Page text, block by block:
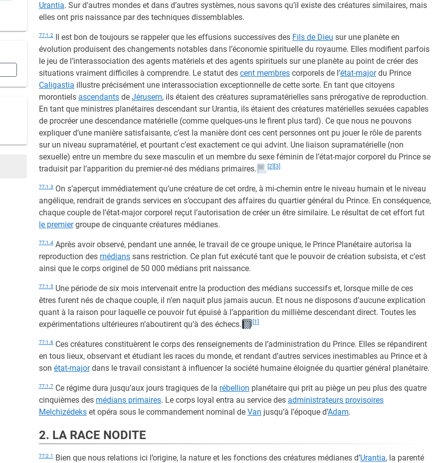
Urantia. Sur d’autres mondes et dans d’autres systèmes, nous savons qu’il existe des créatures similaires, mais
elles ont pris naissance par des techniques dissemblables.
77:1.2 Il est bon de toujours se rappeler que les effusions successives des Fils de Dieu sur une planète en
évolution produisent des changements notables dans l’économie spirituelle du royaume. Elles modifient parfois
le jeu de l’interassociation des agents matériels et des agents spirituels sur une planète au point de créer des
situations vraiment difficiles à comprendre. Le statut des cent membres corporels de l’état-majordu Prince
Caligastia illustre précisément une interassociation exceptionnelle de cette sorte. En tant que citoyens
morontiels ascendants de Jérusem, ils étaient des créatures supramatérielles sans prérogative de reproduction.
En tant que ministres planétaires descendant sur Urantia, ils étaient des créatures matérielles sexuées capables
de procréer une descendance matérielle (comme quelques-uns le firent plus tard). Ce que nous ne pouvons
expliquer d’une manière satisfaisante, c’est la manière dont ces cent personnes ont pu jouer le rôle de parents
sur un niveau supramatériel, et pourtant c’est exactement ce qui advint. Une liaison supramatérielle (non
sexuelle) entre un membre du sexe masculin et un membre du sexe féminin de l’état-major corporel du Prince se
traduisit par l’apparition du premier-né des médians primaires.
[2] [3]
77:1.3 On s’aperçut immédiatement qu’une créature de cet ordre, à mi-chemin entre le niveau humain et le niveau
angélique, rendrait de grands services en s’occupant des affaires du quartier général du Prince. En conséquence,
chaque couple de l’état-major corporel reçut l’autorisation de créer un être similaire. Le résultat de cet effort fut
le premiergroupe de cinquante créatures médianes.
77:1.4 Après avoir observé, pendant une année, le travail de ce groupe unique, le Prince Planétaire autorisa la
reproduction des médians sans restriction. Ce plan fut exécuté tant que le pouvoir de création subsista, et c’est
ainsi que le corps originel de 50 000 médians prit naissance.
77:1.5 Une période de six mois intervenait entre la production des médians successifs et, lorsque mille de ces
êtres furent nés de chaque couple, il n’en naquit plus jamais aucun. Et nous ne disposons d’aucune explication
quant à la raison pour laquelle ce pouvoir fut épuisé à l’apparition du millième descendant direct. Toutes les
expérimentations ultérieures n’aboutirent qu’à des échecs.
[1]
77:1.6 Ces créatures constituèrent le corps des renseignements de l’administration du Prince. Elles se répandirent
en tous lieux, observant et étudiant les races du monde, et rendant d’autres services inestimables au Prince et à
son état-majordans le travail consistant à influencer la société humaine éloignée du quartier général planétaire.
77:1.7 Ce régime dura jusqu’aux jours tragiques de la rébellion planétaire qui prit au piège un peu plus des quatre
cinquièmes des médians primaires. Le corps loyal entra au service des administrateurs provisoires
Melchizédeks et opéra sous le commandement nominal de Van jusqu’à l’époque d’Adam.
2. LA RACE NODITE
77:2.1 Bien que nous relations ici l’origine, la nature et les fonctions des créatures médianes d’Urantia, la parenté